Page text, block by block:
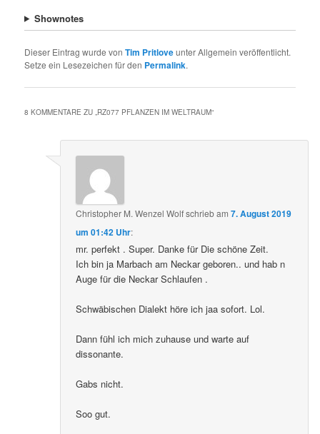
Shownotes
Dieser Eintrag wurde vonTim Pritloveunter Allgemein veröffentlicht.
Setze ein Lesezeichen für den Permalink.
8 KOMMENTARE ZU „ RZ077 PFLANZEN IM WELTRAUM“
Christopher M. Wenzel Wolfschriebam7. August 2019
um 01:42 Uhr:
mr. perfekt . Super. Danke für Die schöne Zeit.
Ich bin ja Marbach am Neckar geboren.. und hab n
Auge für die Neckar Schlaufen .
Schwäbischen Dialekt höre ich jaa sofort. Lol.
Dann fühl ich mich zuhause und warte auf
dissonante.
Gabs nicht.
Soo gut.